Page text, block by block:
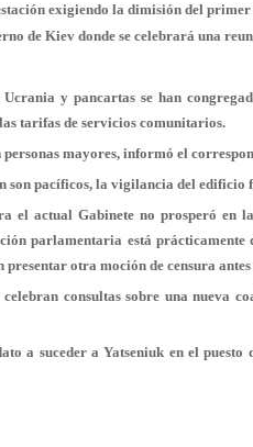
exigiendo la dimisión del
de Kiev donde se celebrará una
Ucrania y pancartas se han
tarifas de servicios comunitarios.
mayores, informó el
son pacíficos, la vigilancia del edificio
el actual Gabinete no prosperó en
parlamentaria está prácticamente
presentar otra moción de censura
consultas sobre una nueva
a suceder a Yatseniuk en el